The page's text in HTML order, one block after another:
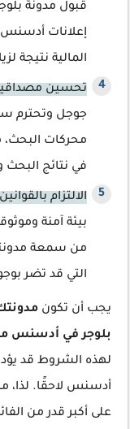
قبول مدونة
إعلانات
المالية نتيجة
تحسين
جوجل وتحترم
محركات
في نتائج البحث
الالتزام بالقوانين
بيئة آمنة
من سمعة
التي قد تضر
يجب أن تكون
بلوجر في أدسنس
لهذه الشروط قد
أدسنس لاحقًا. لذا،
على أكبر قدر من